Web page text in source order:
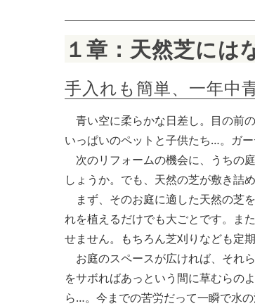
１章：天然芝には
手入れも簡単、一年中
青い空に柔らかな日差し。目の前
いっぱいのペットと子供たち…。ガ
次のリフォームの機会に、うちの
しょうか。でも、天然の芝が敷き詰
まず、そのお庭に適した天然の芝
れを植えるだけでも大ごとです。ま
せません。もちろん芝刈りなども定
お庭のスペースが広ければ、それ
をサボればあっという間に草むらの
ら…。今までの苦労だって一瞬で水の